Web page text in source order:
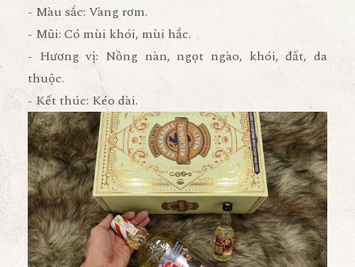
- Màu sắc: Vàng rơm.
- Mũi: Có mùi khói, mùi hắc.
- Hương vị: Nồng nàn, ngọt ngào, khói, đất, da
thuộc.
- Kết thúc: Kéo dài.